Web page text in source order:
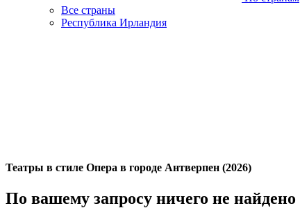
Все страны
Республика Ирландия
Театры в стиле Опера в городе Антверпен (2026)
По вашему запросу ничего не найдено